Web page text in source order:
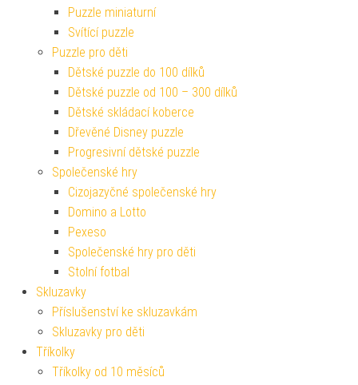
Puzzle miniaturní
Svítící puzzle
Puzzle pro děti
Dětské puzzle do 100 dílků
Dětské puzzle od 100 – 300 dílků
Dětské skládací koberce
Dřevěné Disney puzzle
Progresivní dětské puzzle
Společenské hry
Cizojazyčné společenské hry
Domino a Lotto
Pexeso
Společenské hry pro děti
Stolní fotbal
Skluzavky
Příslušenství ke skluzavkám
Skluzavky pro děti
Tříkolky
Tříkolky od 10 měsíců